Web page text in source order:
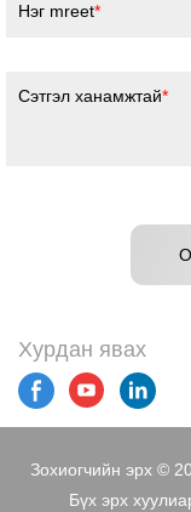
Нэг mreet
Сэтгэл ханамжтай
Хурдан явах
Зохиогчийн эрх ©
Бүх эрх